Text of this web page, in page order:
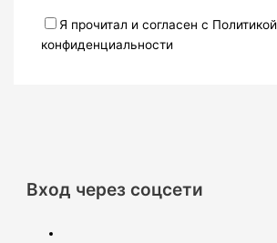
Я прочитал и согласен с Политикой
конфиденциальности
Вход через соцсети